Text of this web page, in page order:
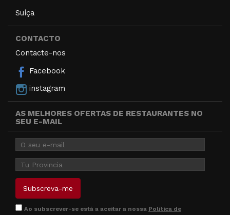
Suíça
CONTACTO
Contacte-nos
Facebook
instagram
AS MELHORES OFERTAS DE RESTAURANTES NO
SEU E-MAIL
Ao subscrever-se está a aceitar a nossa Política de